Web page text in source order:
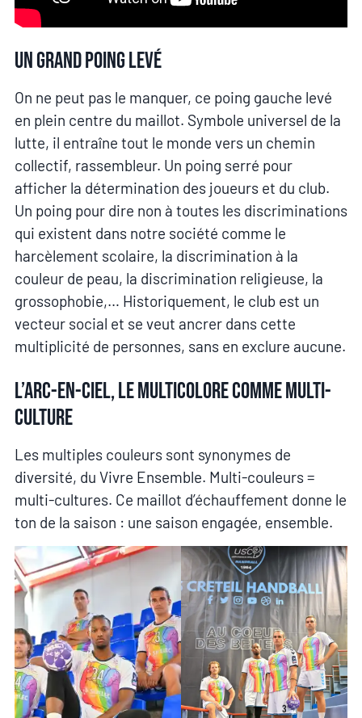
Un grand poing levé
On ne peut pas le manquer, ce poing gauche levé
en plein centre du maillot. Symbole universel de la
lutte, il entraîne tout le monde vers un chemin
collectif, rassembleur. Un poing serré pour
afficher la détermination des joueurs et du club.
Un poing pour dire non à toutes les discriminations
qui existent dans notre société comme le
harcèlement scolaire, la discrimination à la
couleur de peau, la discrimination religieuse, la
grossophobie,… Historiquement, le club est un
vecteur social et se veut ancrer dans cette
multiplicité de personnes, sans en exclure aucune.
L’arc-en-ciel, le multicolore comme multi-
culture
Les multiples couleurs sont synonymes de
diversité, du Vivre Ensemble. Multi-couleurs =
multi-cultures. Ce maillot d’échauffement donne le
ton de la saison : une saison engagée, ensemble.